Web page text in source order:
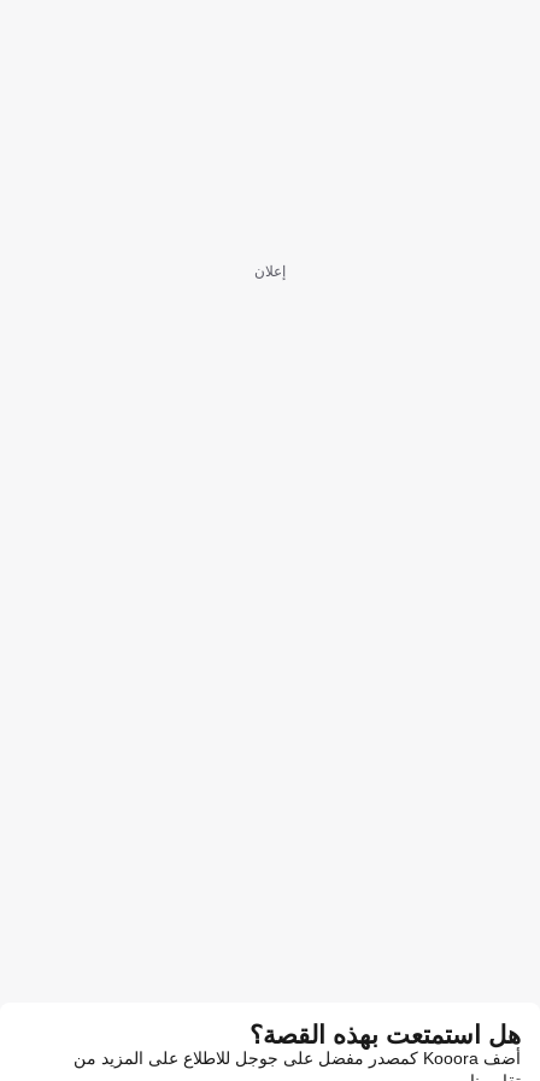
إعلان
هل استمتعت بهذه القصة؟
أضف Kooora كمصدر مفضل على جوجل للاطلاع على المزيد من